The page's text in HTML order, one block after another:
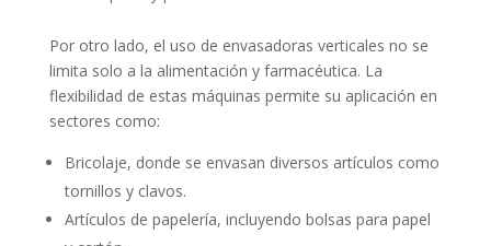
Por otro lado, el uso de envasadoras verticales no se
limita solo a la alimentación y farmacéutica. La
flexibilidad de estas máquinas permite su aplicación en
sectores como:
Bricolaje, donde se envasan diversos artículos como
tornillos y clavos.
Artículos de papelería, incluyendo bolsas para papel